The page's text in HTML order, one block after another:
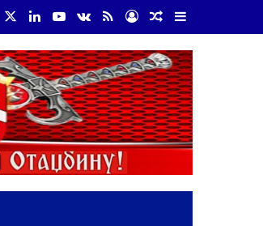
FacebookLinkedInYouTube
vk.com
RSS Log InRandom Article